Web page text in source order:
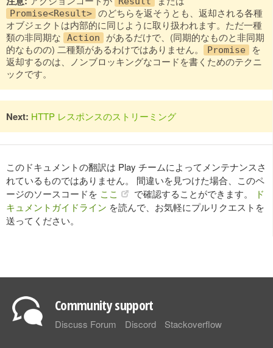
Promise<Result> のどちらを返そうとも、返却される各種
オブジェクトは内部的に同じように取り扱われます。ただ一種
類の非同期な
Action
があるだけで、(同期的なものと非同期
的なものの) 二種類があるわけではありません。
Promise
を
返却するのは、ノンブロッキングなコードを書くためのテクニ
ックです。
Next: HTTP レスポンスのストリーミング
このドキュメントの翻訳は Play チームによってメンテナンスさ
れているものではありません。 間違いを見つけた場合、このペ
ージのソースコードを ここ で確認することができます。
ド
キュメントガイドライン を読んで、お気軽にプルリクエストを
送ってください。
Community support
Discuss Forum Discord Stackoverflow